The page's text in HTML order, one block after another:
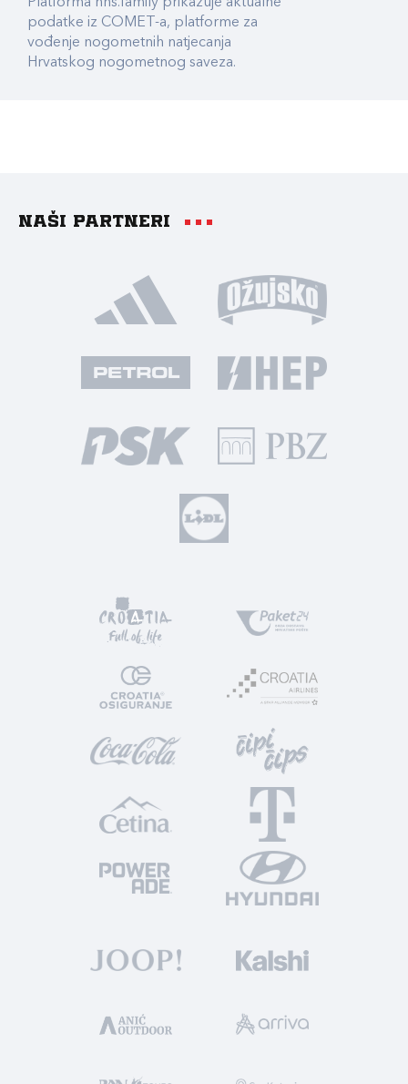
podatke iz COMET-a, platforme za
vođenje nogometnih natjecanja
Hrvatskog nogometnog saveza.
Naši partneri